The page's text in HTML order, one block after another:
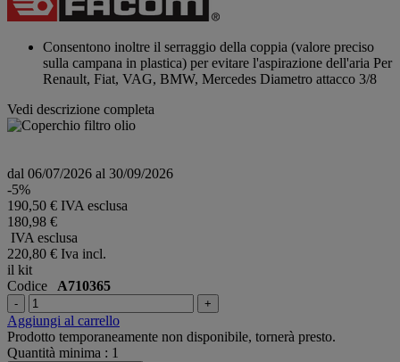
Stesso
pagina.
Consentono inoltre il serraggio della coppia (valore preciso
sulla campana in plastica) per evitare l'aspirazione dell'aria Per
Renault, Fiat, VAG, BMW, Mercedes Diametro attacco 3/8
Vedi descrizione completa
dal 06/07/2026 al 30/09/2026
-5%
190,50 € IVA esclusa
180,98 €
IVA esclusa
220,80 € Iva incl.
il kit
Codice A710365
- +
Aggiungi al carrello
Prodotto temporaneamente non disponibile, tornerà presto.
Quantità minima : 1